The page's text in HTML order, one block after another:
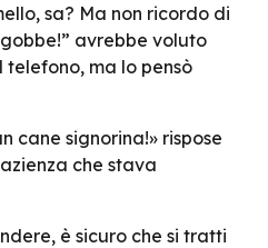
sa? Ma non ricordo di
avrebbe voluto
ma lo pensò
cane signorina!» rispose
che stava
è sicuro che si tratti